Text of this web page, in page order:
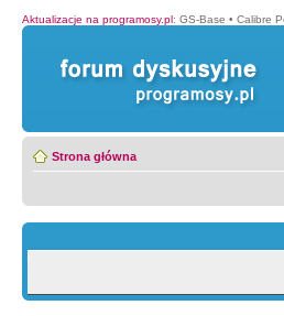
Aktualizacje na programosy.pl: GS-Base • Calibre
Strona główna